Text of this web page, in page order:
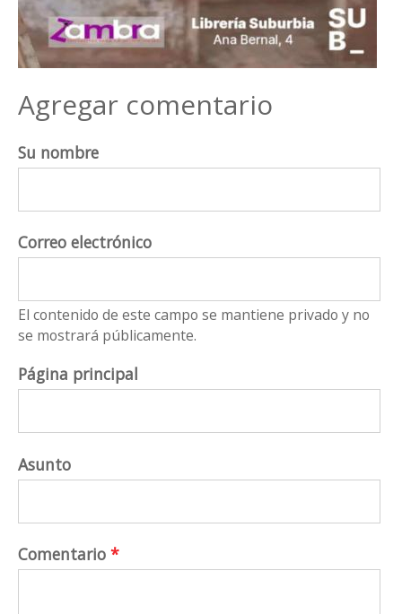
Agregar comentario
Su nombre
Correo electrónico
El contenido de este campo se mantiene privado y no
se mostrará públicamente.
Página principal
Asunto
Comentario *